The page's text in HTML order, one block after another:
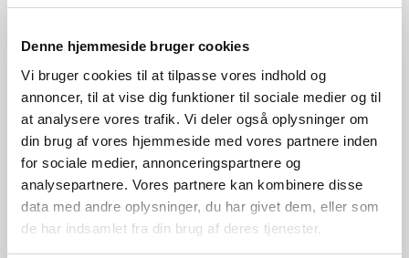
Denne hjemmeside bruger cookies
Vi bruger cookies til at tilpasse vores indhold og
annoncer, til at vise dig funktioner til sociale medier og til
at analysere vores trafik. Vi deler også oplysninger om
din brug af vores hjemmeside med vores partnere inden
for sociale medier, annonceringspartnere og
analysepartnere. Vores partnere kan kombinere disse
data med andre oplysninger, du har givet dem, eller som
de har indsamlet fra din brug af deres tjenester.
+45 96345434
[email protected]
Export
+45 96 34 54 28
[email protected]
Germany